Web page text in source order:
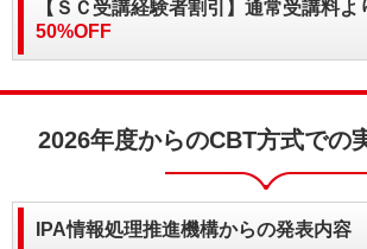
【ＳＣ受講経験者割引】通常受講料よ
50%OFF
2026年度からのCBT方式での
IPA情報処理推進機構からの発表内容